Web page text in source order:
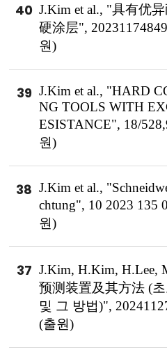
40 J.Kim et al., "具有优
硬涂层",
원)
39 J.Kim et al., "HARD
NG TOOLS WITH
ESISTANCE", 18/
원)
38 J.Kim et al.,
chtung", 10 2023 135
원)
37 J.Kim, H.Kim, H.Lee,
预测装置及其方法 (
및 그 방법)",
(출원)